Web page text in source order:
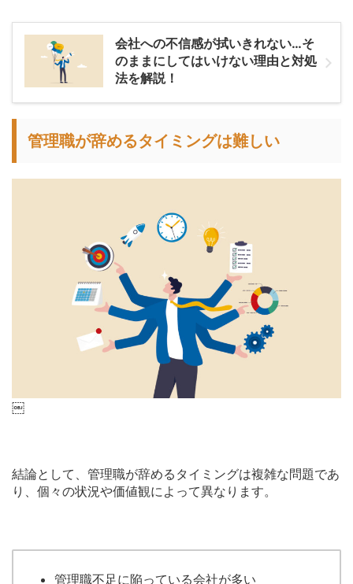
会社への不信感が拭いきれない…そ
のままにしてはいけない理由と対処
法を解説！
管理職が辞めるタイミングは難しい
￼
結論として、管理職が辞めるタイミングは複雑な問題であ
り、個々の状況や価値観によって異なります。
管理職不足に陥っている会社が多い